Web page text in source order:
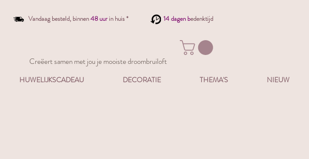
Vandaag besteld, binnen48 uur in huis * 14 dagen bedenktijd
Creëert samen met jou je mooiste droombruiloft
HUWELIJKSCADEAU DECORATIE THEMA'S NIEUW